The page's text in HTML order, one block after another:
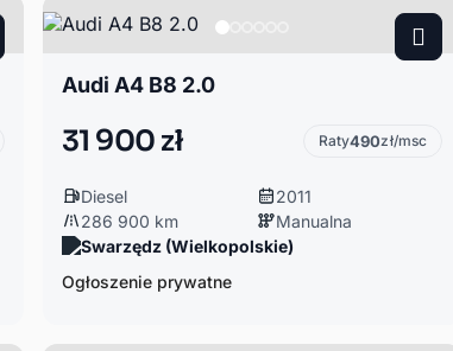
Audi A4 B8 2.0
31 900 zł Raty490zł/msc
Diesel
2011
286 900 km
Manualna
Swarzędz (Wielkopolskie)
Ogłoszenie prywatne